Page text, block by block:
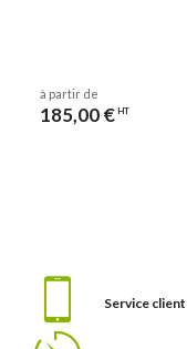
à partir de
185,00 € HT
Service client